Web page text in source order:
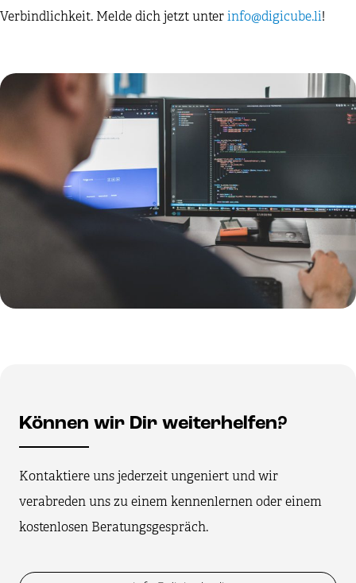
Verbindlichkeit. Melde dich jetzt unterinfo@digicube.li!
Können wir Dir weiterhelfen?
Kontaktiere uns jederzeit ungeniert und wir
verabreden uns zu einem kennenlernen oder einem
kostenlosen Beratungsgespräch.